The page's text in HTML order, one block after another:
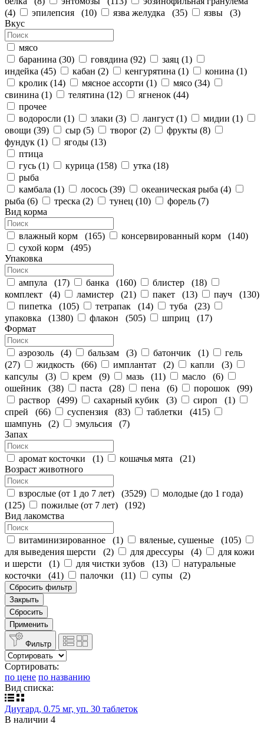
(4) эпилепсия (10) язва желудка (35) язвы (3)
Вкус
мясо
баранина (30) говядина (92) заяц (1)
индейка (45) кабан (2) кенгурятина (1) конина (1)
кролик (14) мясное ассорти (1) мясо (34)
свинина (1) телятина (12) ягненок (44)
прочее
водоросли (1) злаки (3) лангуст (1) мидии (1)
овощи (39) сыр (5) творог (2) фрукты (8)
фундук (1) ягоды (13)
птица
гусь (1) курица (158) утка (18)
рыба
камбала (1) лосось (39) океаническая рыба (4)
рыба (6) треска (2) тунец (10) форель (7)
Вид корма
влажный корм (165) консервированный корм (140)
сухой корм (495)
Упаковка
ампула (17) банка (160) блистер (18)
комплект (4) ламистер (21) пакет (13) пауч (130)
пипетка (105) тетрапак (14) туба (23)
упаковка (1380) флакон (505) шприц (17)
Формат
аэрозоль (4) бальзам (3) батончик (1)
гель
(27) жидкость (66) имплантат (2) капли (3)
капсулы (3) крем (9) мазь (11) масло (6)
ошейник (38) паста (28) пена (6) порошок (99)
раствор (499) сахарный кубик (3) сироп (1)
спрей (66) суспензия (83) таблетки (415)
шампунь (2) эмульсия (7)
Запах
аромат косточки (1) кошачья мята (21)
Возраст животного
взрослые (от 1 до 7 лет) (3529)
молодые (до 1 года)
(125) пожилые (от 7 лет) (192)
Вид лакомства
витаминизированное (1) вяленые, сушеные (105)
для выведения шерсти (2) для дрессуры (4)
для кожи
и шерсти (1) для чистки зубов (13)
натуральные
косточки (41) палочки (11) супы (2)
Сбросить фильтр
Закрыть
Сбросить
Применить
Фильтр
Сортировать:
по цене по названию
Вид списка:
Диугард, 0.75 мг, уп. 30 таблеток
В наличии 4